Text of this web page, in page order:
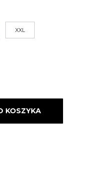
52,00 zł.
XXL
ARM white 2022
KOSZYKA